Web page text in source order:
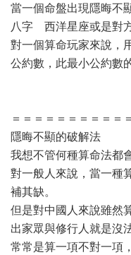
當一個命盤出現隱晦
八字 西洋星座或是對
對一個算命玩家來說，
公約數，此最小公約數
＝＝＝＝＝＝＝＝＝＝
隱晦不顯的破解法
我想不管何種算命法都
對一般人來說，當一種
補其缺。
但是對中國人來說雖然
出家眾與修行人就是沒
常常是算一項不對一項